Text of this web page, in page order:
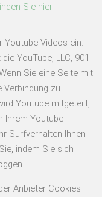
Sie hier.
Youtube-Videos ein.
YouTube, LLC, 901
Sie eine Seite mit
Verbindung zu
Youtube mitgeteilt,
Ihrem Youtube-
Surfverhalten Ihnen
indem Sie sich
Anbieter Cookies